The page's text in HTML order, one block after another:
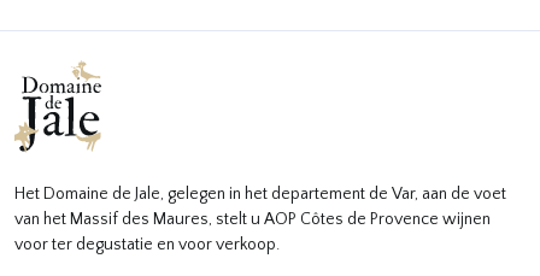
Het Domaine de Jale, gelegen in het departement de Var, aan de voet
van het Massif des Maures, stelt u AOP Côtes de Provence wijnen
voor ter degustatie en voor verkoop.